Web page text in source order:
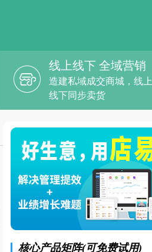
线上线下 全域营销
造建私域成交商城，线上
线下同步卖货
核心产品矩阵(可免费试用)